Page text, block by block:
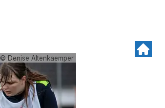
© Denise Altenkaemper